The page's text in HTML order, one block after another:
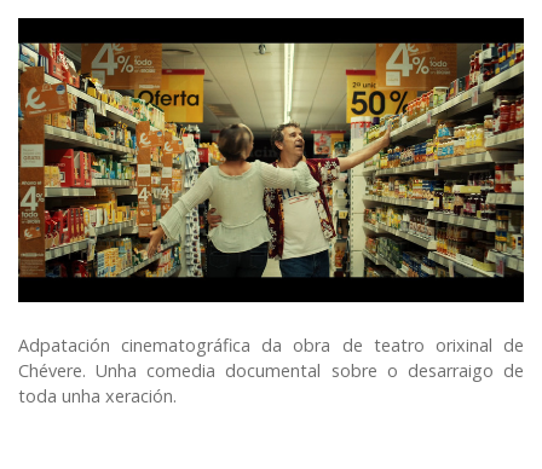
Adpatación cinematográfica da obra de teatro orixinal de
Chévere. Unha comedia documental sobre o desarraigo de
toda unha xeración.